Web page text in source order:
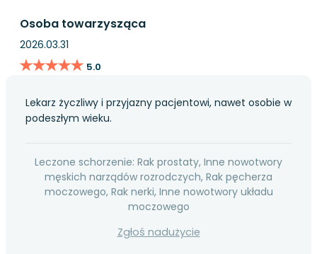
Osoba towarzysząca
2026.03.31
★★★★★
★★★★★ 5.0
Lekarz życzliwy i przyjazny pacjentowi, nawet osobie w
podeszłym wieku.
Leczone schorzenie: Rak prostaty, Inne nowotwory
męskich narządów rozrodczych, Rak pęcherza
moczowego, Rak nerki, Inne nowotwory układu
moczowego
Zgłoś nadużycie